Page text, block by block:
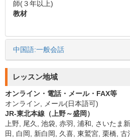
師(３年以上)
教材
中国語:一般会話
レッスン地域
オンライン・電話・メール・FAX等
オンライン, メール(日本語可)
JR-東北本線（上野～盛岡）
上野, 尾久, 池袋, 赤羽, 浦和, さいたま
田, 白岡, 新白岡, 久喜, 東鷲宮, 栗橋,